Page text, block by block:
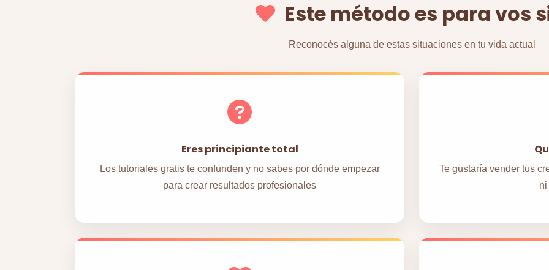
Este método es para vos
Reconocés alguna de estas situaciones en tu vida actual
Eres principiante total
Los tutoriales gratis te confunden y no sabes por dónde empezar
para crear resultados profesionales
Te gustaría vender tus